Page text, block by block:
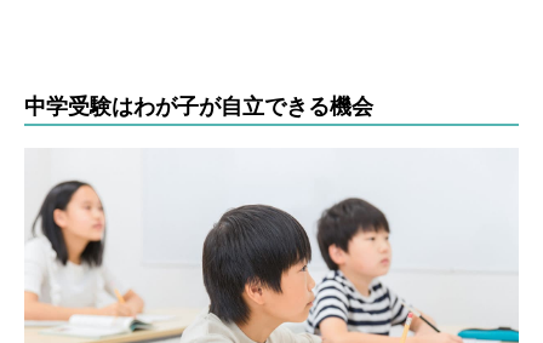
中学受験はわが子が自立できる機会